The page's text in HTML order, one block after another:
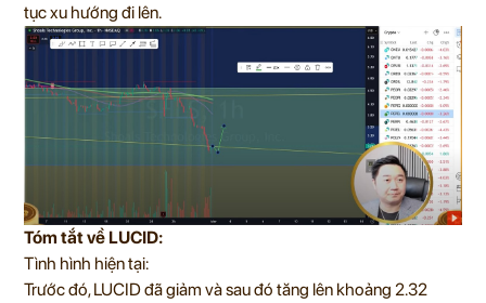
tục xu hướng đi lên.
Tóm tắt về LUCID:
Tình hình hiện tại:
Trước đó, LUCID đã giảm và sau đó tăng lên khoảng 2.32